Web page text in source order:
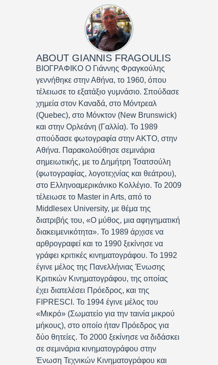
ABOUT GIANNIS FRAGOULIS
ΒΙΟΓΡΑΦΙΚΟ Ο Γιάννης Φραγκούλης
γεννήθηκε στην Αθήνα, το 1960, όπου
τέλειωσε το εξατάξιο γυμνάσιο. Σπούδασε
χημεία στον Καναδά, στο Μόντρεαλ
(Quebec), στο Μόνκτον (New Brunswick)
και στην Ορλεάνη (Γαλλία). Το 1989
σπούδασε φωτογραφία στην ΑΚΤΟ, στην
Αθήνα. Παρακολούθησε σεμινάρια
σημειωτικής, με το Δημήτρη Τσατσούλη
(φωτογραφίας, λογοτεχνίας και θεάτρου),
στο Ελληνοαμερικάνικο Κολλέγιο. Το 2009
τέλειωσε το Master in Arts, από το
Middlesex University, με θέμα της
διατριβής του, «Ο μύθος, μια αφηγηματική
διακειμενικότητα». Το 1989 άρχισε να
αρθρογραφεί και το 1990 ξεκίνησε να
γράφει κριτικές κινηματογράφου. Το 1992
έγινε μέλος της Πανελλήνιας Ένωσης
Κριτικών Κινηματογράφου, της οποίας
έχει διατελέσει Πρόεδρος, και της
FIPRESCI. Το 1994 έγινε μέλος του
«Μικρό» (Σωματείο για την ταινία μικρού
μήκους), στο οποίο ήταν Πρόεδρος για
δύο θητείες. Το 2000 ξεκίνησε να διδάσκει
σε σεμινάρια κινηματογράφου στην
Ένωση Τεχνικών Κινηματογράφου και